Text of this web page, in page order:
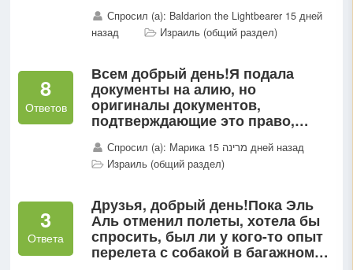
е сим вместо сим?
Спросил (а): Baldarion the Lightbearer 15 дней
назад
Израиль (общий раздел)
8
Ответов
Всем добрый день!Я подала
документы на алию, но
оригиналы документов,
подтверждающие это право,
родственники отправлять их в
Россию боятся...
Спросил (а): Марика מרינה 15 дней назад
Израиль (общий раздел)
3
Ответа
Друзья, добрый день!Пока Эль
Аль отменил полеты, хотела бы
спросить, был ли у кого-то опыт
перелета с собакой в багажном